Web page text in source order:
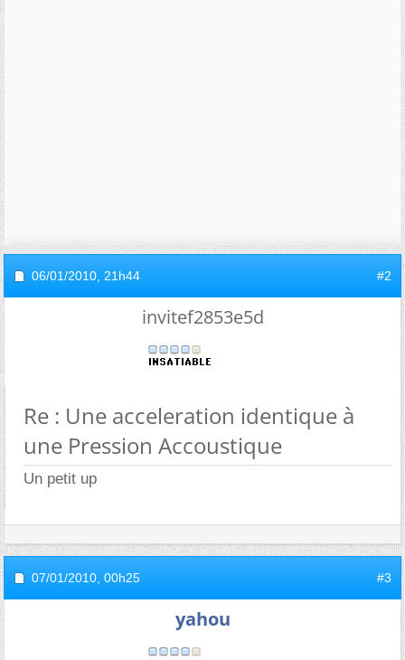
06/01/2010, 21h44 #2
invitef2853e5d
Re : Une acceleration identique à
une Pression Accoustique
Un petit up
07/01/2010, 00h25 #3
yahou